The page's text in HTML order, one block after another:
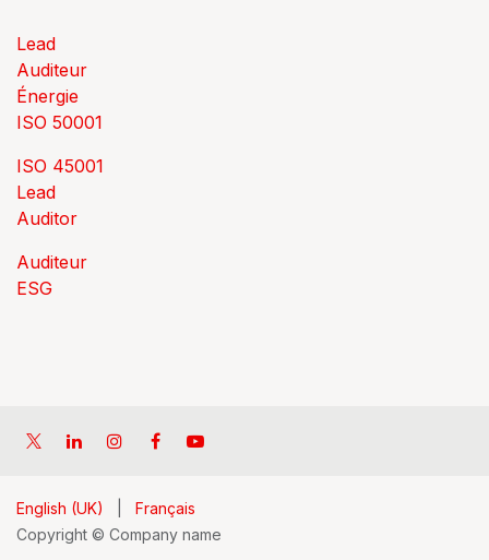
Lead
Auditeur
Énergie
ISO 50001
ISO 45001
Lead
Auditor
Auditeur
ESG
Copyright © Company name
English (UK) Français